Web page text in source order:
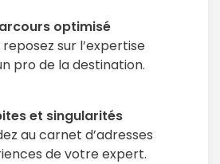
optimisé
reposez sur l’expertise
pro de la destination.
et singularités
au carnet d’adresses
de votre expert.